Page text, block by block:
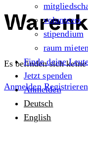
Es befinden sich
Anmelden Registrieren
volunteers
stipendium
raum
Finde deine
Jetzt spenden
Anmelden
Deutsch
English